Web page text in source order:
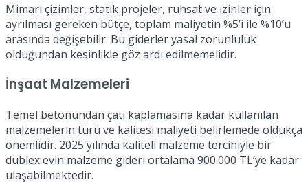
Mimari çizimler, statik projeler, ruhsat ve izinler için
ayrılması gereken bütçe, toplam maliyetin %5’i ile %10’u
arasında değişebilir. Bu giderler yasal zorunluluk
olduğundan kesinlikle göz ardı edilmemelidir.
İnşaat Malzemeleri
Temel betonundan çatı kaplamasına kadar kullanılan
malzemelerin türü ve kalitesi maliyeti belirlemede oldukça
önemlidir. 2025 yılında kaliteli malzeme tercihiyle bir
dublex evin malzeme gideri ortalama 900.000 TL’ye kadar
ulaşabilmektedir.